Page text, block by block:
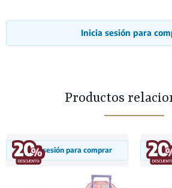
Inicia sesión para
Productos
Inicia sesión para comprar